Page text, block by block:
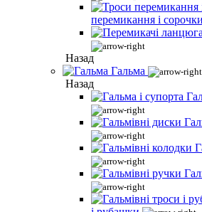
перемикання і сорочки
Назад
Гальма
Назад